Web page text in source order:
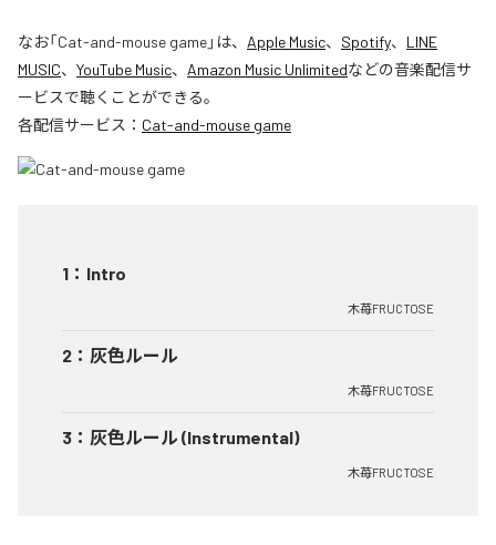
なお「Cat-and-mouse game」は、 Apple Music、 Spotify、 LINE
MUSIC、 YouTube Music、 Amazon Music Unlimitedなどの音楽配信サ
ービスで聴くことができる。
各配信サービス： Cat-and-mouse game
1 ： Intro
木苺FRUCTOSE
2 ： 灰色ルール
木苺FRUCTOSE
3 ： 灰色ルール (Instrumental)
木苺FRUCTOSE